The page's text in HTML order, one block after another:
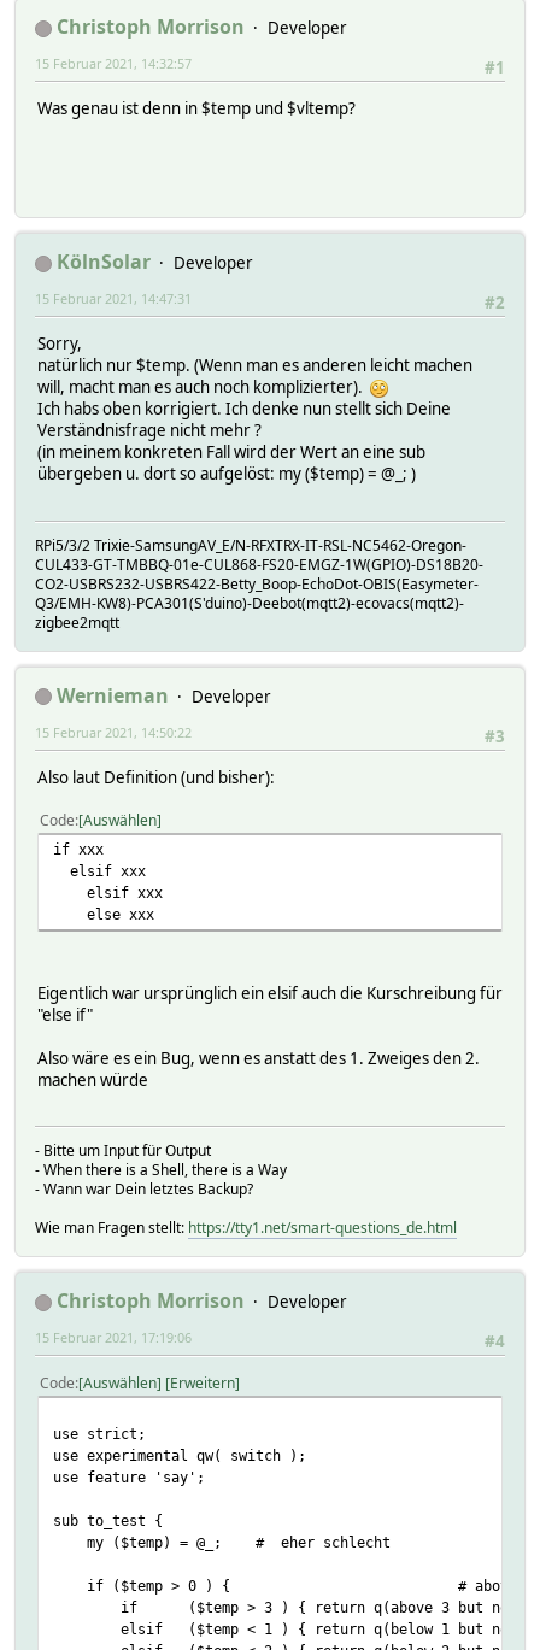
Christoph Morrison
Developer
#1
15 Februar 2021, 14:32:57
Was genau ist denn in $temp und $vltemp?
KölnSolar
Developer
#2
15 Februar 2021, 14:47:31
Sorry,
natürlich nur $temp. (Wenn man es anderen leicht machen
will, macht man es auch noch komplizierter).
Ich habs oben korrigiert. Ich denke nun stellt sich Deine
Verständnisfrage nicht mehr ?
(in meinem konkreten Fall wird der Wert an eine sub
übergeben u. dort so aufgelöst: my ($temp) = @_; )
RPi5/3/2 Trixie-SamsungAV_E/N-RFXTRX-IT-RSL-NC5462-Oregon-
CUL433-GT-TMBBQ-01e-CUL868-FS20-EMGZ-1W(GPIO)-DS18B20-
CO2-USBRS232-USBRS422-Betty_Boop-EchoDot-OBIS(Easymeter-
Q3/EMH-KW8)-PCA301(S'duino)-Deebot(mqtt2)-ecovacs(mqtt2)-
zigbee2mqtt
Wernieman
Developer
#3
15 Februar 2021, 14:50:22
Also laut Definition (und bisher):
Code Auswählen
if xxx
elsif xxx
elsif xxx
else xxx
Eigentlich war ursprünglich ein elsif auch die Kurschreibung für
"else if"
Also wäre es ein Bug, wenn es anstatt des 1. Zweiges den 2.
machen würde
- Bitte um Input für Output
- When there is a Shell, there is a Way
- Wann war Dein letztes Backup?
Wie man Fragen stellt: https://tty1.net/smart-questions_de.html
Christoph Morrison
Developer
#4
15 Februar 2021, 17:19:06
Code Auswählen Erweitern
use strict;
use experimental qw( switch );
use feature 'say';
sub to_test {
my ($temp) = @_; # eher schlecht
if ($temp > 0 ) {
# above 0
if ($temp > 3 ) { return q(above 3 but not
elsif ($temp < 1 ) { return q(below 1 but not